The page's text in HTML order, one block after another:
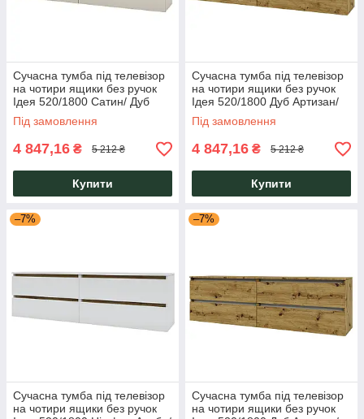
Сучасна тумба під телевізор
на чотири ящики без ручок
Ідея 520/1800 Сатин/ Дуб
Крафт Золотий Garant
Під замовлення
4 847,16 ₴ 5 212 ₴
Купити
Сучасна тумба під телевізор
на чотири ящики без ручок
Ідея 520/1800 Дуб Артизан/
Сірий Графіт Garant
Під замовлення
4 847,16 ₴ 5 212 ₴
Купити
–7%
Сучасна тумба під телевізор
на чотири ящики без ручок
–7%
Сучасна тумба під телевізор
на чотири ящики без ручок